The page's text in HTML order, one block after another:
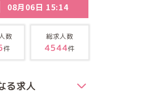
08月06日 15:14
数
件
総求人数
4544件
る求人